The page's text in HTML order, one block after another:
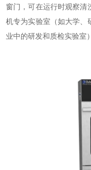
窗门，可在运行时观察清
机专为实验室（如大学、
业中的研发和质检实验室